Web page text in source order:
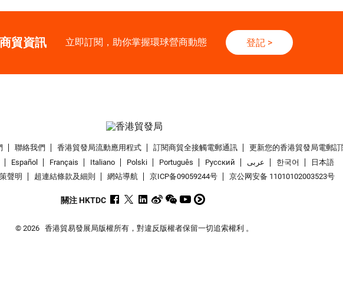
貿資訊 立即訂閱，助你掌握環球營商動態 登記>
聯絡我們 香港貿發局流動應用程式 訂閱商貿全接觸電郵通訊
更新您的香港貿發局電郵訂
Español Français Italiano Polski Português Pусский عربى 한국어
日本語
聲明 超連結條款及細則 網站導航 京ICP备09059244号 京公网安备 11010102003523号
關注 HKTDC
© 2026 香港貿易發展局版權所有，對違反版權者保留一切追索權利 。